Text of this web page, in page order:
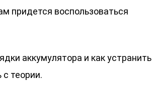
придется воспользоваться
аккумулятора и как устранить
теории.